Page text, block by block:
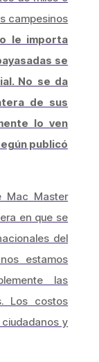
campesinos
le importa
se
No se da
de sus
lo ven
publicó
Mac Master
en que se
del
estamos
las
Los costos
y